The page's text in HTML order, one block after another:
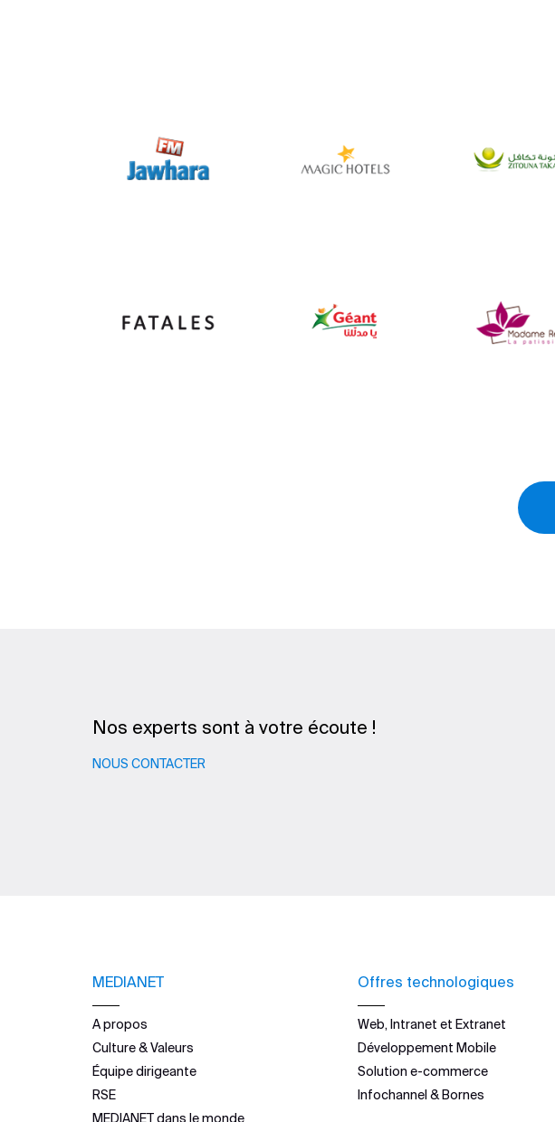
Nos experts sont à votre écoute !
NOUS CONTACTER
MEDIANET
A propos
Culture & Valeurs
Équipe dirigeante
RSE
MEDIANET dans le monde
Offres technologiques
Web, Intranet et Extranet
Développement Mobile
Solution e-commerce
Infochannel & Bornes